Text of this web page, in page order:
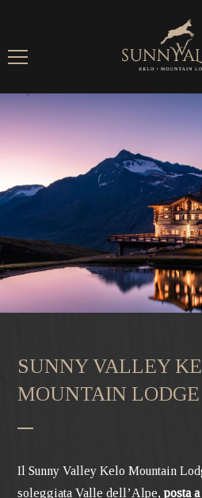
SUNNY VALLEY
MOUNTAIN LODGE
Il Sunny Valley Kelo Mountain
soleggiata Valle dell’Alpe,posta